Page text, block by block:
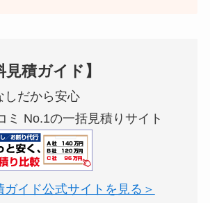
見積ガイド】
しだから安心
ミ No.1の一括見積りサイト
ガイド公式サイトを見る＞